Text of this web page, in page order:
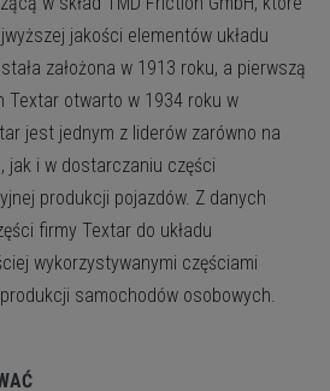
jakości elementów układu
założona w 1913 roku, a pierwszą
Textar otwarto w 1934 roku w
jest jednym z liderów zarówno na
jak i w dostarczaniu części
produkcji pojazdów. Z danych
firmy Textar do układu
wykorzystywanymi częściami
samochodów osobowych.